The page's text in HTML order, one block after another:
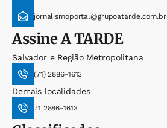
jornalismoportal@grupoatarde.com.br
AssineA TARDE
Salvador e Região Metropolitana
(71) 2886-1613
Demais localidades
71 2886-1613